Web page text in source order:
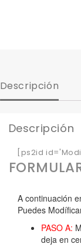
Descripción
Descripción
[ps2id